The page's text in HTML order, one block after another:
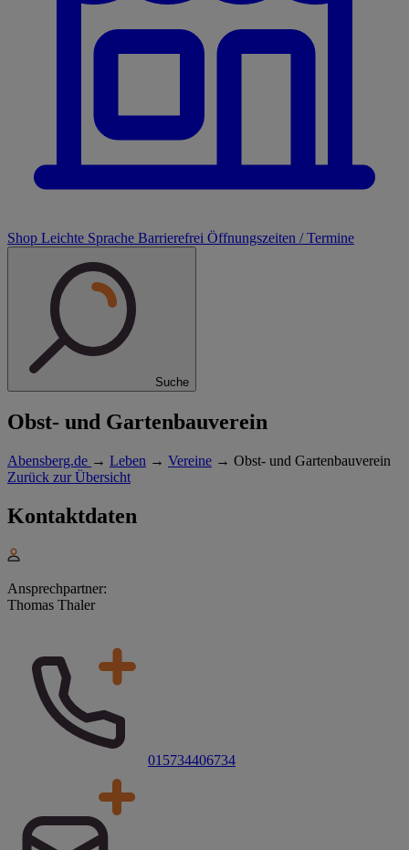
Shop Leichte Sprache Barrierefrei Öffnungszeiten / Termine
Suche
Obst- und Gartenbauverein
Abensberg.de → Leben → Vereine → Obst- und Gartenbauverein
Zurück zur Übersicht
Kontaktdaten
Ansprechpartner:
Thomas Thaler
015734406734